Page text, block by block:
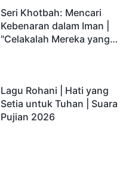
Seri Khotbah: Mencari
Kebenaran dalam Iman |
"Celakalah Mereka yang
Lagu Rohani | Hati yang
Setia untuk Tuhan | Suara
Pujian 2026